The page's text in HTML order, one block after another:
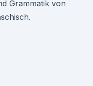
Grammatik von